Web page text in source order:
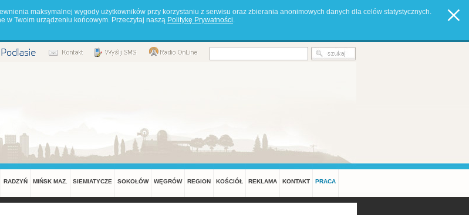
maksymalnej wygody użytkowników przy korzystaniu z serwisu oraz zbierania anonimowych danych dla celów statystycznych.
w Twoim urządzeniu końcowym. Przeczytaj naszą Politykę Prywatności.
RADZYŃ MIŃSK MAZ. SIEMIATYCZE SOKOŁÓW WĘGRÓW REGION KOŚCIÓŁ REKLAMA KONTAKT PRACA